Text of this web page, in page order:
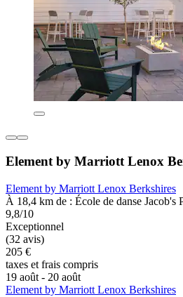
Element by Marriott Lenox
Element by Marriott Lenox Berkshires
À 18,4 km de : École de danse Jacob's
9,8/10
Exceptionnel
(32 avis)
205 €
taxes et frais compris
19 août - 20 août
Element by Marriott Lenox Berkshires